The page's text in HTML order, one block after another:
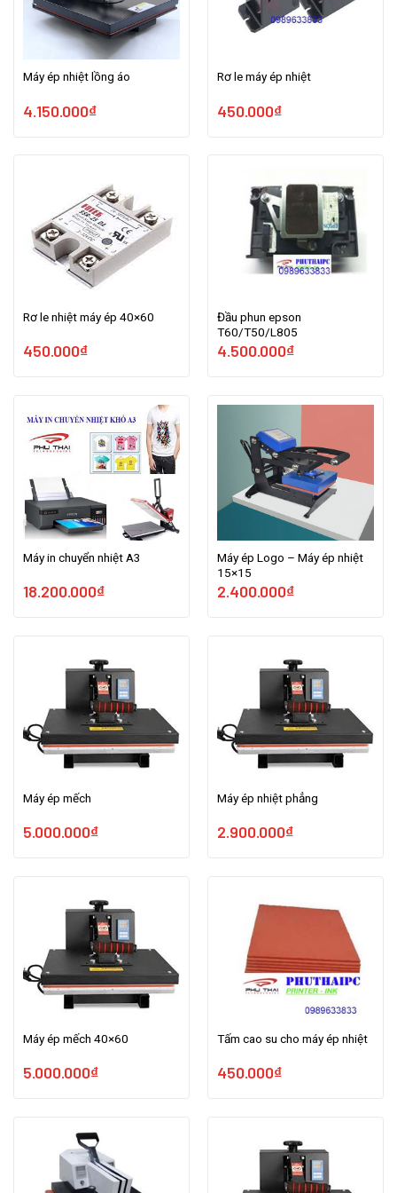
Máy ép nhiệt lồng áo
4.150.000₫
Rơ le máy ép nhiệt
450.000₫
Rơ le nhiệt máy ép 40×60
450.000₫
Đầu phun epson
T60/T50/L805
4.500.000₫
Máy in chuyển nhiệt A3
18.200.000₫
Máy ép Logo – Máy ép nhiệt
15×15
2.400.000₫
Máy ép mếch
5.000.000₫
Máy ép nhiệt phẳng
2.900.000₫
Máy ép mếch 40×60
5.000.000₫
Tấm cao su cho máy ép nhiệt
450.000₫